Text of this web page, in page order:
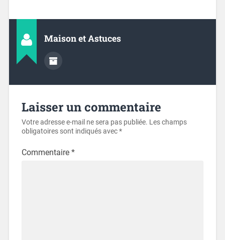
Maison et Astuces
Laisser un commentaire
Votre adresse e-mail ne sera pas publiée. Les champs
obligatoires sont indiqués avec*
Commentaire *